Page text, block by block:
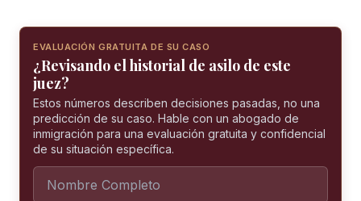
EVALUACIÓN GRATUITA DE SU CASO
¿Revisando el historial de asilo de este
juez?
Estos números describen decisiones pasadas, no una
predicción de su caso. Hable con un abogado de
inmigración para una evaluación gratuita y confidencial
de su situación específica.